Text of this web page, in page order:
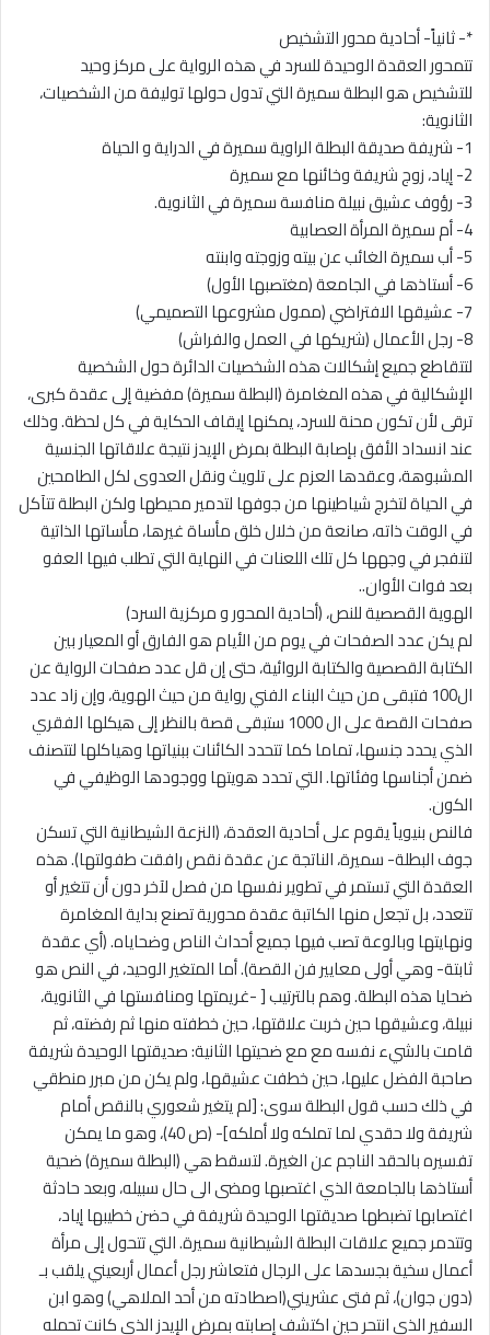
*- ثانياً- أحادية محور التشخيص
تتمحور العقدة الوحيدة للسرد في هذه الرواية على مركز وحيد
للتشخيص هو البطلة سميرة التي تدول حولها توليفة من الشخصيات،
الثانوية:
1- شريفة صديقة البطلة الراوية سميرة في الدراية و الحياة
2- إياد، زوج شريفة وخائنها مع سميرة
3- رؤوف عشيق نبيلة منافسة سميرة في الثانوية.
4- أم سميرة المرأة العصابية
5- أب سميرة الغائب عن بيته وزوجته وابنته
6- أستاذها في الجامعة (مغتصبها الأول)
7- عشيقها الافتراضي (ممول مشروعها التصميمي)
8- رجل الأعمال (شريكها في العمل والفراش)
لتتقاطع جميع إشكالات هذه الشخصيات الدائرة حول الشخصية
الإشكالية في هذه المغامرة (البطلة سميرة) مفضية إلى عقدة كبرى،
ترقى لأن تكون محنة للسرد، يمكنها إيقاف الحكاية في كل لحظة. وذلك
عند انسداد الأفق بإصابة البطلة بمرض الإيدز نتيجة علاقاتها الجنسية
المشبوهة، وعقدها العزم على تلويث ونقل العدوى لكل الطامحين
في الحياة لتخرج شياطينها من جوفها لتدمير محيطها ولكن البطلة تتآكل
في الوقت ذاته، صانعة من خلال خلق مأساة غيرها، مأساتها الذاتية
لتنفجر في وجهها كل تلك اللعنات في النهاية التي تطلب فيها العفو
بعد فوات الأوان..
الهوية القصصية للنص، (أحادية المحور و مركزية السرد)
لم يكن عدد الصفحات في يوم من الأيام هو الفارق أو المعيار بين
الكتابة القصصية والكتابة الروائية، حتى إن قل عدد صفحات الرواية عن
ال100 فتبقى من حيث البناء الفني رواية من حيث الهوية، وإن زاد عدد
صفحات القصة على ال 1000 ستبقى قصة بالنظر إلى هيكلها الفقري
الذي يحدد جنسها، تماما كما تتحدد الكائنات ببنياتها وهياكلها لتتصنف
ضمن أجناسها وفئاتها. التي تحدد هويتها ووجودها الوظيفي في
الكون.
فالنص بنيوياً يقوم على أحادية العقدة، (النزعة الشيطانية التي تسكن
جوف البطلة- سميرة، الناتجة عن عقدة نقص رافقت طفولتها). هذه
العقدة التي تستمر في تطوير نفسها من فصل لآخر دون أن تتغير أو
تتعدد، بل تجعل منها الكاتبة عقدة محورية تصنع بداية المغامرة
ونهايتها وبالوعة تصب فيها جميع أحداث الناص وضحاياه. (أي عقدة
ثابتة- وهي أولى معايير فن القصة). أما المتغير الوحيد، في النص هو
ضحايا هذه البطلة. وهم بالترتيب [ -غريمتها ومنافستها في الثانوية،
نبيلة، وعشيقها حين خربت علاقتها، حين خطفته منها ثم رفضته، ثم
قامت بالشيء نفسه مع مع ضحيتها الثانية: صديقتها الوحيدة شريفة
صاحبة الفضل عليها، حين خطفت عشيقها، ولم يكن من مبرر منطقي
في ذلك حسب قول البطلة سوى: [لم يتغير شعوري بالنقص أمام
شريفة ولا حقدي لما تملكه ولا أملكه]- (ص 40)، وهو ما يمكن
تفسيره بالحقد الناجم عن الغيرة. لتسقط هي (البطلة سميرة) ضحية
أستاذها بالجامعة الذي اغتصبها ومضى الى حال سبيله، وبعد حادثة
اغتصابها تضبطها صديقتها الوحيدة شريفة في حضن خطيبها إياد،
وتتدمر جميع علاقات البطلة الشيطانية سميرة. التي تتحول إلى مرأة
أعمال سخية بجسدها على الرجال فتعاشر رجل أعمال أربعيني يلقب بـ
(دون جوان)، ثم فتى عشريني(اصطادته من أحد الملاهي) وهو ابن
السفير الذي انتحر حين اكتشف إصابته بمرض الإيدز الذي كانت تحمله